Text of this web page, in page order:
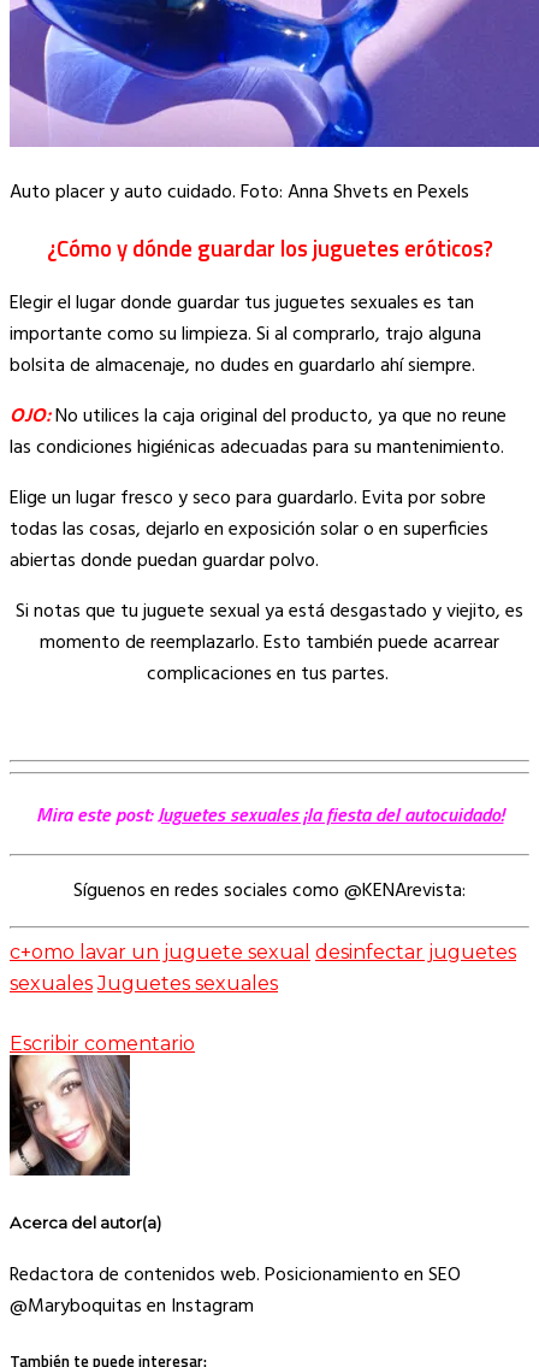
Auto placer y auto cuidado. Foto: Anna Shvets en Pexels
¿Cómo y dónde guardar los juguetes eróticos?
Elegir el lugar donde guardar tus juguetes sexuales es tan
importante como su limpieza. Si al comprarlo, trajo alguna
bolsita de almacenaje, no dudes en guardarlo ahí siempre.
OJO:No utilices la caja original del producto, ya que no reune
las condiciones higiénicas adecuadas para su mantenimiento.
Elige un lugar fresco y seco para guardarlo. Evita por sobre
todas las cosas, dejarlo en exposición solar o en superficies
abiertas donde puedan guardar polvo.
Si notas que tu juguete sexual ya está desgastado y viejito, es
momento de reemplazarlo. Esto también puede acarrear
complicaciones en tus partes.
Mira este post:Juguetes sexuales ¡la fiesta del autocuidado!
Síguenos en redes sociales como @KENArevista:
c+omo lavar un juguete sexual desinfectar juguetes
sexuales Juguetes sexuales
Escribir comentario
Acerca del autor(a)
Redactora de contenidos web. Posicionamiento en SEO
@Maryboquitas en Instagram
También te puede interesar: